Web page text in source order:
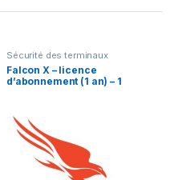
Sécurité des terminaux
Falcon X – licence
d’abonnement (1 an) – 1